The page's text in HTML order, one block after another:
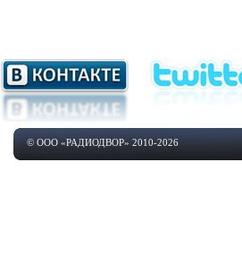
© ООО «РАДИОДВОР» 2010-2026